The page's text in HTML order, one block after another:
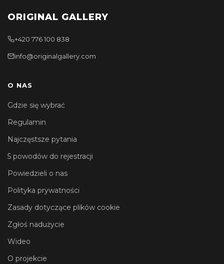
ORIGINAL GALLERY
+420 776 100 838
info@originalgallery.com
O NAS
Gdzie się wybrać
Regulamin
Najczęstsze pytania
5 powodów do rejestracji
Powiedzieli o nas
Polityka prywatności
Zasady dotyczące plików cookie
Zgłoś nadużycie
Wideo
O projekcie